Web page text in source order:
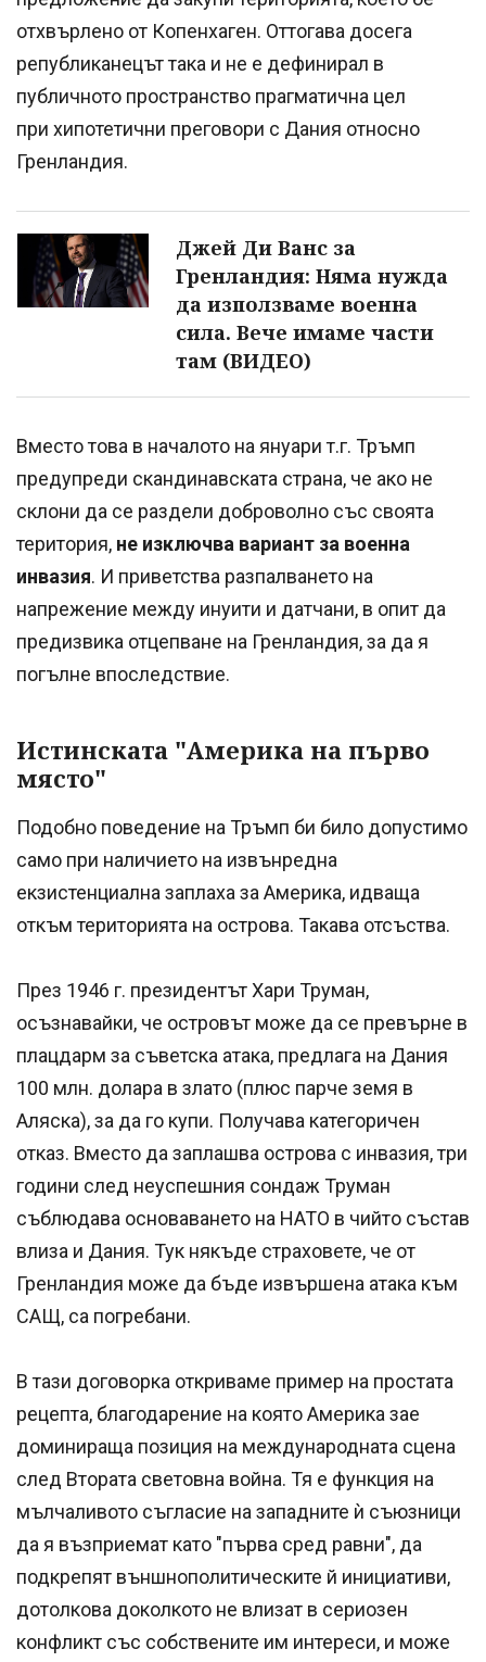
отхвърлено от Копенхаген. Оттогава досега
републиканецът така и не е дефинирал в
публичното пространство прагматична цел
при хипотетични преговори с Дания относно
Гренландия.
Джей Ди Ванс за
Гренландия: Няма нужда
да използваме военна
сила. Вече имаме части
там (ВИДЕО)
Вместо това в началото на януари т.г. Тръмп
предупреди скандинавската страна, че ако не
склони да се раздели доброволно със своята
територия, не изключва вариант за военна
инвазия. И приветства разпалването на
напрежение между инуити и датчани, в опит да
предизвика отцепване на Гренландия, за да я
погълне впоследствие.
Истинската "Америка на първо
място"
Подобно поведение на Тръмп би било допустимо
само при наличието на извънредна
екзистенциална заплаха за Америка, идваща
откъм територията на острова. Такава отсъства.
През 1946 г. президентът Хари Труман,
осъзнавайки, че островът може да се превърне в
плацдарм за съветска атака, предлага на Дания
100 млн. долара в злато (плюс парче земя в
Аляска), за да го купи. Получава категоричен
отказ. Вместо да заплашва острова с инвазия, три
години след неуспешния сондаж Труман
съблюдава основаването на НАТО в чийто състав
влиза и Дания. Тук някъде страховете, че от
Гренландия може да бъде извършена атака към
САЩ, са погребани.
В тази договорка откриваме пример на простата
рецепта, благодарение на която Америка зае
доминираща позиция на международната сцена
след Втората световна война. Тя е функция на
мълчаливото съгласие на западните ѝ съюзници
да я възприемат като "първа сред равни", да
подкрепят външнополитическите й инициативи,
дотолкова доколкото не влизат в сериозен
конфликт със собствените им интереси, и може